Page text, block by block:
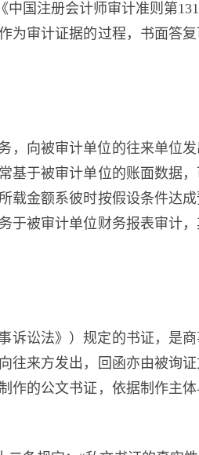
国注册会计师审计准则第
为审计证据的过程，书面答
，向被审计单位的往来单位
基于被审计单位的账面数据
载金额系彼时按假设条件达
于被审计单位财务报表审计
诉讼法》）规定的书证，是
往来方发出，回函亦由被询
作的公文书证，依据制作主